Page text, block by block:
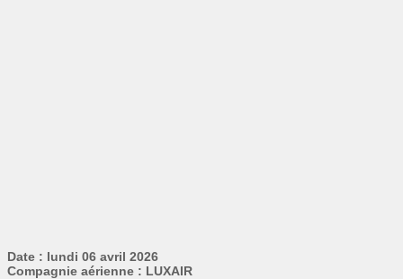
Date : lundi 06 avril 2026
Compagnie aérienne : LUXAIR